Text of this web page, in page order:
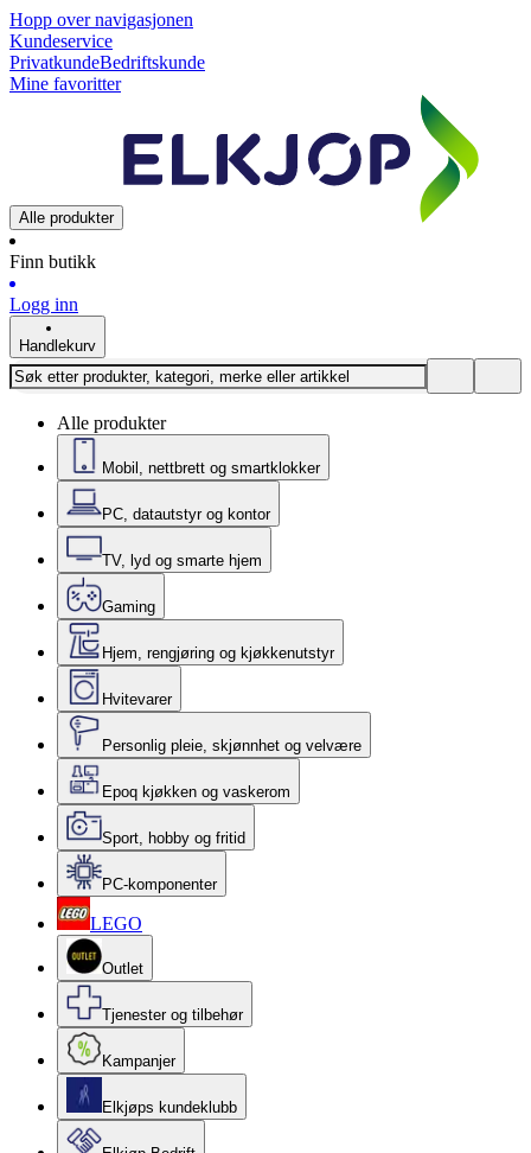
Hopp over navigasjonen
Kundeservice
PrivatkundeBedriftskunde
Mine favoritter
Alle produkter
Finn butikk
Logg inn
Handlekurv
Alle produkter
Mobil, nettbrett og smartklokker
PC, datautstyr og kontor
TV, lyd og smarte hjem
Gaming
Hjem, rengjøring og kjøkkenutstyr
Hvitevarer
Personlig pleie, skjønnhet og velvære
Epoq kjøkken og vaskerom
Sport, hobby og fritid
PC-komponenter
LEGO
Outlet
Tjenester og tilbehør
Kampanjer
Elkjøps kundeklubb